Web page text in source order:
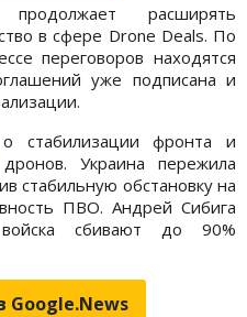
расширять
в сфере Drone Deals. По
переговоров находятся
уже подписана и
о стабилизации фронта и
Украина пережила
стабильную обстановку на
ПВО. Андрей Сибига
сбивают до 90%
Google.News